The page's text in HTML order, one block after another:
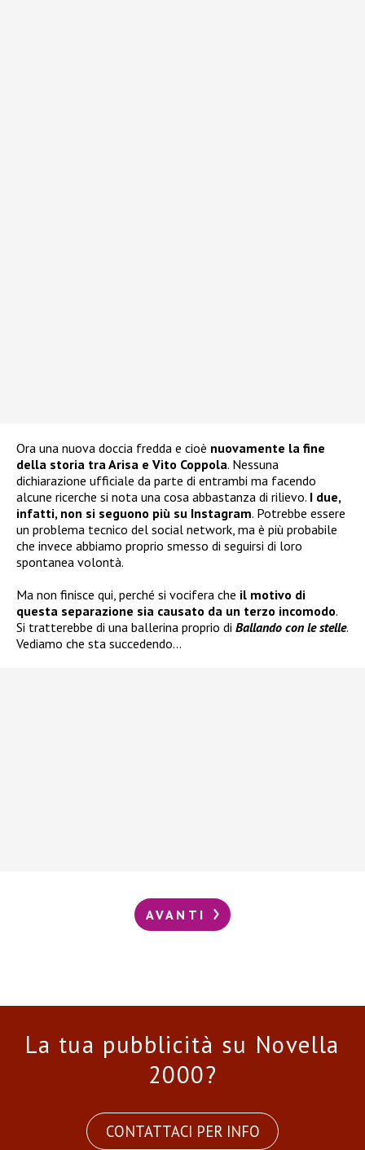
Ora una nuova doccia fredda e cioè nuovamente la fine
della storia tra Arisa e Vito Coppola. Nessuna
dichiarazione ufficiale da parte di entrambi ma facendo
alcune ricerche si nota una cosa abbastanza di rilievo. I due,
infatti, non si seguono più su Instagram. Potrebbe essere
un problema tecnico del social network, ma è più probabile
che invece abbiamo proprio smesso di seguirsi di loro
spontanea volontà.
Ma non finisce qui, perché si vocifera che il motivo di
questa separazione sia causato da un terzo incomodo.
Si tratterebbe di una ballerina proprio di Ballando con le stelle.
Vediamo che sta succedendo…
AVANTI
La tua pubblicità su Novella
2000?
CONTATTACI PER INFO